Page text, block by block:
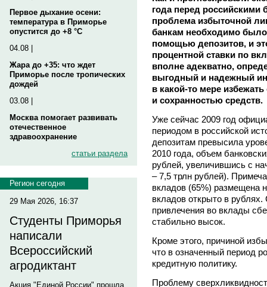
Первое дыхание осени:
температура в Приморье
опустится до +8 °C
04.08 |
Жара до +35: что ждет
Приморье после тропических
дождей
03.08 |
Москва помогает развивать
отечественное
здравоохранение
статьи раздела
Регион сегодня
29 Мая 2026, 16:37
Студенты Приморья
написали
Всероссийский
агродиктант
Акция "Единой России" прошла
года перед российскими
проблема избыточной
банкам необходимо
помощью депозитов, и
процентной ставки по
вполне адекватно,
выгодный и надежный
в какой-то мере
и сохранностью средств.
Уже сейчас 2009 год
периодом в российской
депозитам превысила
2010 года, объем
рублей, увеличившись с
– 7,5 трлн рублей).
вкладов (65%) размещена
вкладов открыто в
привлечения во вклады
стабильно высок.
Кроме этого, причиной
что в означенный период
кредитную политику.
Проблему